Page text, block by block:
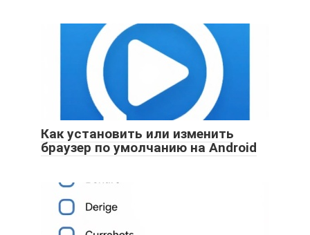
Как установить или изменить
браузер по умолчанию на Android